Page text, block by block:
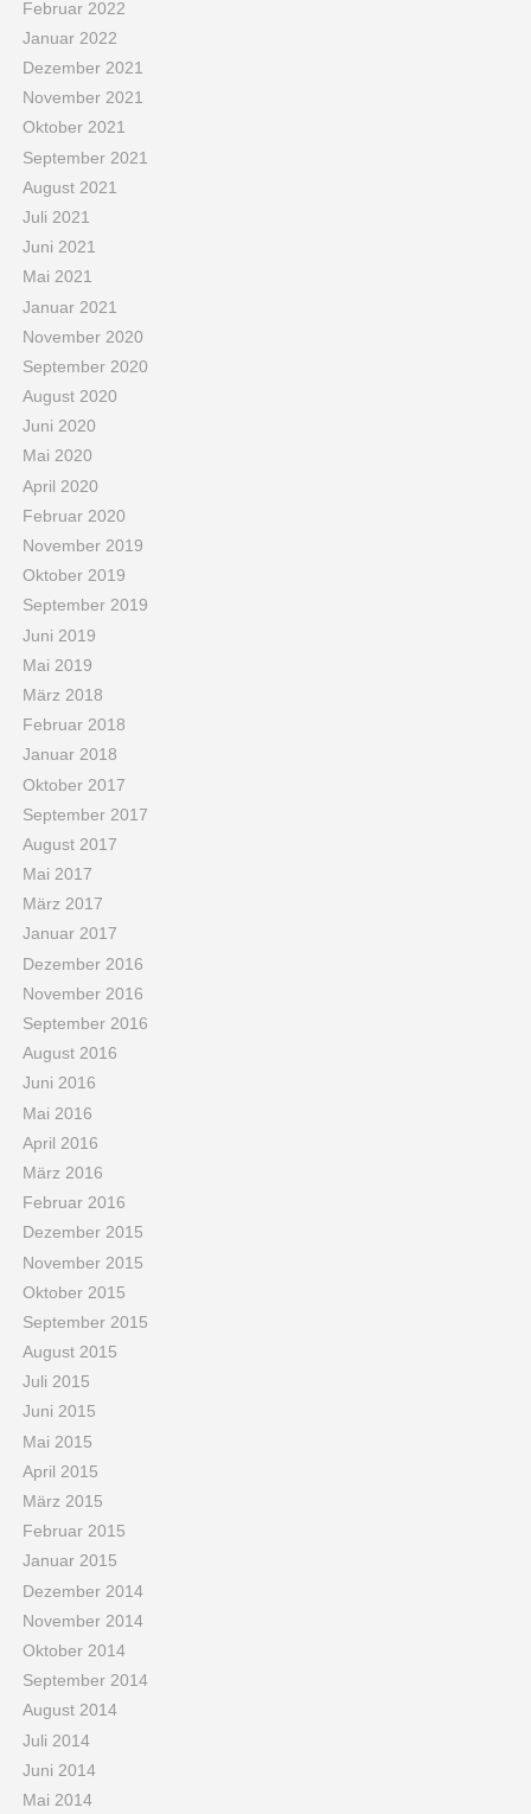
Februar 2022
Januar 2022
Dezember 2021
November 2021
Oktober 2021
September 2021
August 2021
Juli 2021
Juni 2021
Mai 2021
Januar 2021
November 2020
September 2020
August 2020
Juni 2020
Mai 2020
April 2020
Februar 2020
November 2019
Oktober 2019
September 2019
Juni 2019
Mai 2019
März 2018
Februar 2018
Januar 2018
Oktober 2017
September 2017
August 2017
Mai 2017
März 2017
Januar 2017
Dezember 2016
November 2016
September 2016
August 2016
Juni 2016
Mai 2016
April 2016
März 2016
Februar 2016
Dezember 2015
November 2015
Oktober 2015
September 2015
August 2015
Juli 2015
Juni 2015
Mai 2015
April 2015
März 2015
Februar 2015
Januar 2015
Dezember 2014
November 2014
Oktober 2014
September 2014
August 2014
Juli 2014
Juni 2014
Mai 2014